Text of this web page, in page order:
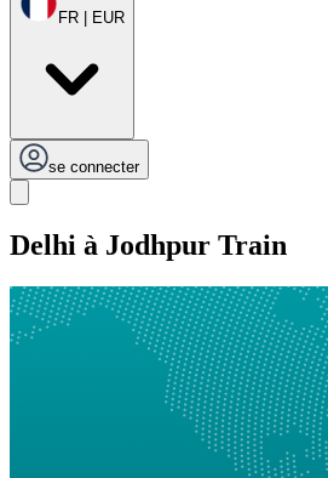
FR | EUR
se connecter
Delhi à Jodhpur Train